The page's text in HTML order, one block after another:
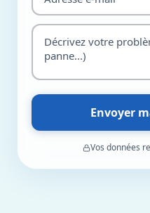
Envoyer
Vos données